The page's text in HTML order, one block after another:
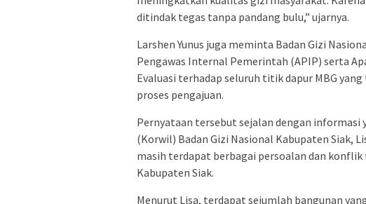
ditindak tegas tanpa pandang bulu,” ujarnya.
Larshen Yunus juga meminta Badan Gizi
Pengawas Internal Pemerintah (APIP) serta
Evaluasi terhadap seluruh titik dapur MBG
proses pengajuan.
Pernyataan tersebut sejalan dengan informasi
(Korwil) Badan Gizi Nasional Kabupaten Siak,
masih terdapat berbagai persoalan dan
Kabupaten Siak.
Menurut Lisa, terdapat sejumlah bangunan